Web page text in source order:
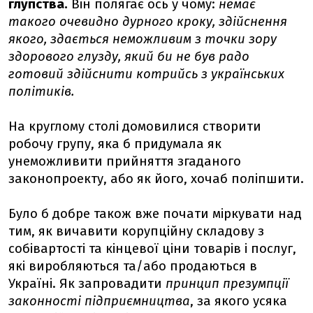
глупства. Він полягає ось у чому: немає
такого очевидно дурного кроку, здійснення
якого, здається неможливим з точки зору
здорового глузду, який би не був радо
готовий здійснити котрийсь з українських
політиків.
На круглому столі домовилися створити
робочу групу, яка б придумала як
унеможливити прийняття згаданого
законопроекту, або як його, хочаб поліпшити.
Було б добре також вже почати міркувати над
тим, як вичавити корупційну складову з
собівартості та кінцевої ціни товарів і послуг,
які виробляються та/або продаються в
Україні. Як запровадити принцип презумпції
законності підприємництва, за якого усяка